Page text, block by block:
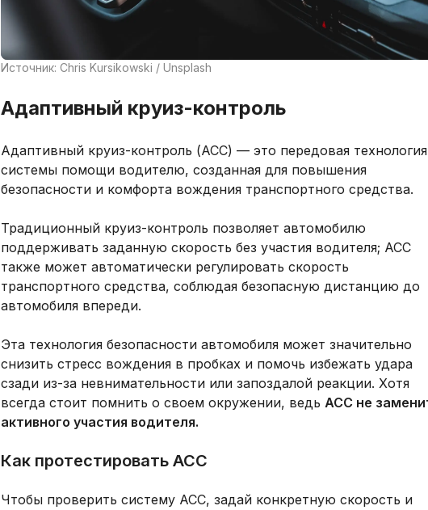
Источник: Chris Kursikowski / Unsplash
Адаптивный круиз-контроль
Адаптивный круиз-контроль (ACC) — это передовая технология
системы помощи водителю, созданная для повышения
безопасности и комфорта вождения транспортного средства.
Традиционный круиз-контроль позволяет автомобилю
поддерживать заданную скорость без участия водителя; ACC
также может автоматически регулировать скорость
транспортного средства, соблюдая безопасную дистанцию до
автомобиля впереди.
Эта технология безопасности автомобиля может значительно
снизить стресс вождения в пробках и помочь избежать удара
сзади из-за невнимательности или запоздалой реакции. Хотя
всегда стоит помнить о своем окружении, ведь ACC не
активного участия водителя.
Как протестировать ACC
Чтобы проверить систему ACC, задай конкретную скорость и